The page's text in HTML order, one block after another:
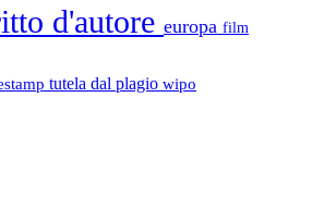
d'autore europa film
tutela dal plagio wipo